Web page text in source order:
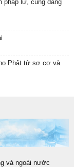
pháp lữ, cúng dàng
Phật tử sơ cơ và
và ngoài nước